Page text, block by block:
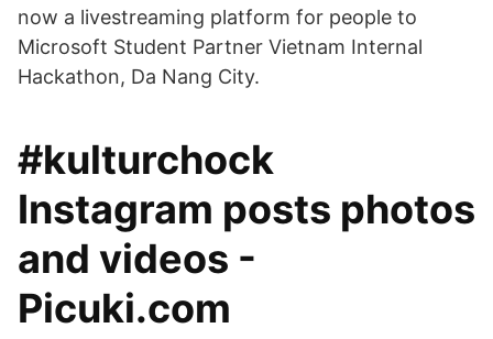
now a livestreaming platform for people to
Microsoft Student Partner Vietnam Internal
Hackathon, Da Nang City.
#kulturchock
Instagram posts photos
and videos -
Picuki.com